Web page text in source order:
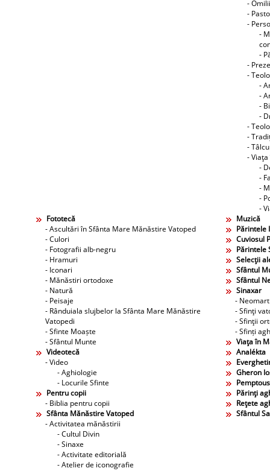
- Omilii
-
-
-
-
-
-
-
-
-
-
-
-
-
-
-
-
-
-
-
Fototecă
- Ascultări în Sfânta Mare Mănăstire Vatoped
- Culori
- Fotografii alb-negru
- Hramuri
- Iconari
- Mănăstiri ortodoxe
- Natură
- Peisaje
- Rânduiala slujbelor la Sfânta Mare Mănăstire
Vatopedi
- Sfinte Moaște
- Sfântul Munte
Muzică
Părintele
Cuviosul
Părintele
Selecţii
Sfântul
Sfântul
Sinaxar
-
- Sfinţi
- Sfinţii
- Sfinți
Viaţa în
Videotecă
- Video
- Aghiologie
- Locurile Sfinte
Analékta
Gheron
Pentru copii
- Biblia pentru copii
Părinţi
Reţete
Sfânta Mănăstire Vatoped
- Activitatea mănăstirii
- Cultul Divin
- Sinaxe
- Activitate editorială
- Atelier de iconografie
Sfântul